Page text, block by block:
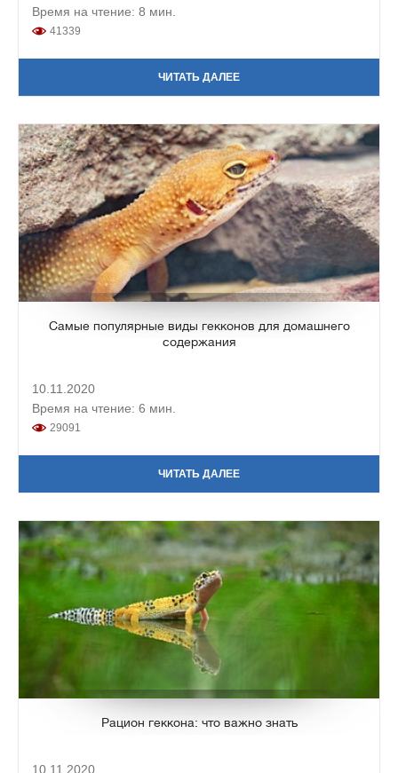
Время на чтение: 8 мин.
41339
ЧИТАТЬ ДАЛЕЕ
Самые популярные виды гекконов для домашнего
содержания
10.11.2020
Время на чтение: 6 мин.
29091
ЧИТАТЬ ДАЛЕЕ
Рацион геккона: что важно знать
10.11.2020